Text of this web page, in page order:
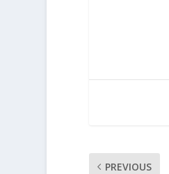
PREVIOUS